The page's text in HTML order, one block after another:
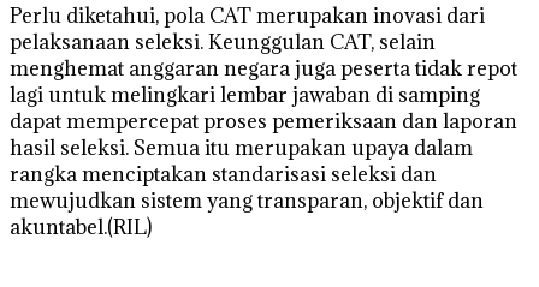
Perlu diketahui, pola CAT merupakan inovasi dari
pelaksanaan seleksi. Keunggulan CAT, selain
menghemat anggaran negara juga peserta tidak repot
lagi untuk melingkari lembar jawaban di samping
dapat mempercepat proses pemeriksaan dan laporan
hasil seleksi. Semua itu merupakan upaya dalam
rangka menciptakan standarisasi seleksi dan
mewujudkan sistem yang transparan, objektif dan
akuntabel.(RIL)